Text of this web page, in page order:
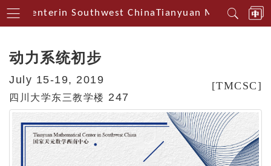
Centerin Southwest ChinaTianyuan
动力系统初步
[TMCSC]
July 15-19, 2019
四川大学东三教学楼 247